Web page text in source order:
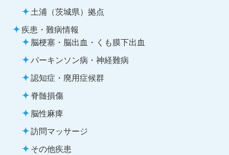
土浦（茨城県）拠点
疾患・難病情報
脳梗塞・脳出血・くも膜下出血
パーキンソン病・神経難病
認知症・廃用症候群
脊髄損傷
脳性麻痺
訪問マッサージ
その他疾患